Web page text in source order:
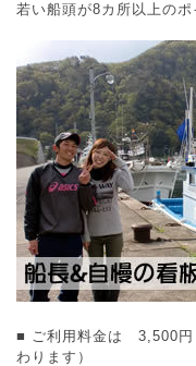
若い船頭が8カ所以上の
■ ご利用料金は 3,500円
わります）